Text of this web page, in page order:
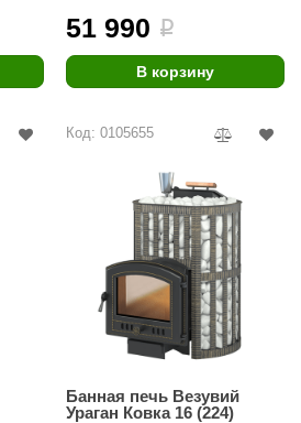
51 990 i
В корзину
Код: 0105655
Банная печь Везувий
Ураган Ковка 16 (224)